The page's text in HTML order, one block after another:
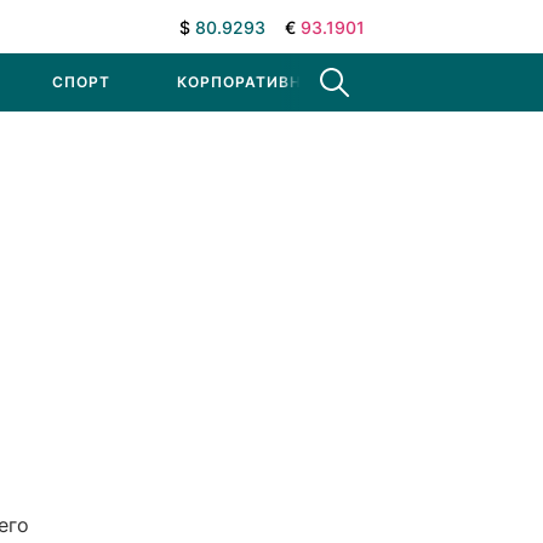
$ 80.9293 € 93.1901
СПОРТ КОРПОРАТИВНЫЕ НОВОСТИ